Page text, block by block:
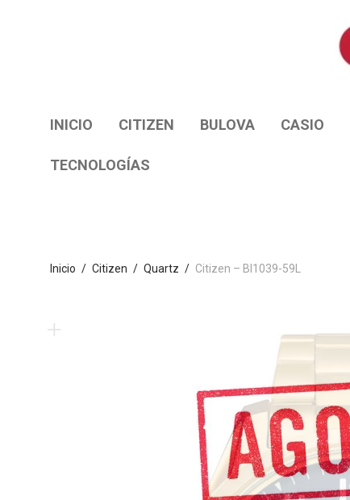
INICIO CITIZEN BULOVA CASIO
TECNOLOGÍAS
Inicio / Citizen / Quartz / Citizen – BI1039-59L